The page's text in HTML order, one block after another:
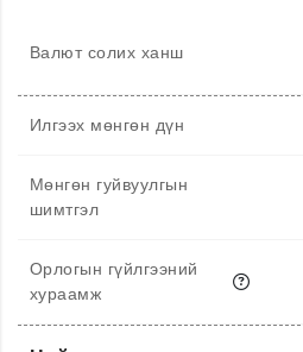
Валют солих ханш
Илгээх мөнгөн дүн
Мөнгөн гуйвуулгын
шимтгэл
Орлогын гүйлгээний
хураамж